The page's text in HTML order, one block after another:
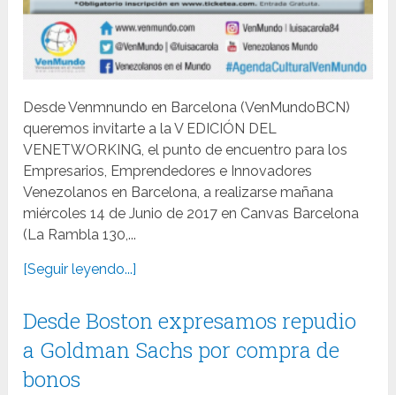
Desde Venmnundo en Barcelona (VenMundoBCN)
queremos invitarte a la V EDICIÓN DEL
VENETWORKING, el punto de encuentro para los
Empresarios, Emprendedores e Innovadores
Venezolanos en Barcelona, a realizarse mañana
miércoles 14 de Junio de 2017 en Canvas Barcelona
(La Rambla 130,...
[Seguir leyendo...]
Desde Boston expresamos repudio
a Goldman Sachs por compra de
bonos